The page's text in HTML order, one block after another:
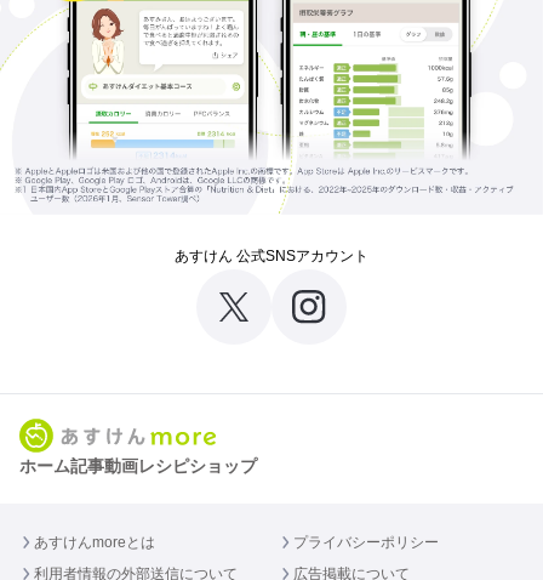
あすけん 公式SNSアカウント
ホーム記事動画レシピショップ
あすけんmoreとは
プライバシーポリシー
利用者情報の外部送信について
広告掲載について